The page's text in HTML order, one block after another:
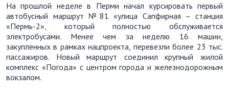
На прошлой неделе в Перми начал курсировать первый
автобусный маршрут №81 «улица Сапфирная – станция
«Пермь-2», который полностью обслуживается
электробусами. Менее чем за неделю 16 машин,
закупленных в рамках нацпроекта, перевезли более 23 тыс.
пассажиров. Новый маршрут соединил крупный жилой
комплекс «Погода» с центром города и железнодорожным
вокзалом.